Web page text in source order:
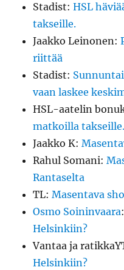
Stadist:HSL
takseille.
Jaakko Leinonen:
riittää
Stadist:
vaan laskee
HSL-aatelin
matkoilla takseille.
Jaakko K:
Rahul Somani:
Rantaselta
TL:Masentava
Osmo Soininvaara
Helsinkiin?
Vantaa ja
Helsinkiin?